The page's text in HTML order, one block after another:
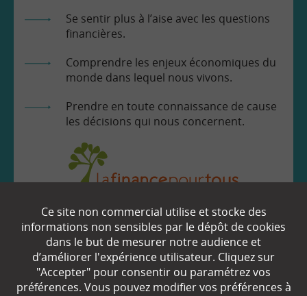
Se sentir plus à l’aise avec les questions
financières.
Comprendre les enjeux économiques du
monde dans lequel nous vivons.
Prendre en toute connaissance de cause
les décisions qui nous concernent.
EN SAVOIR
Qui sommes-nous ?
Ce site non commercial utilise et stocke des
informations non sensibles par le dépôt de cookies
dans le but de mesurer notre audience et
d’améliorer l'expérience utilisateur. Cliquez sur
"Accepter" pour consentir ou paramétrez vos
préférences. Vous pouvez modifier vos préférences à